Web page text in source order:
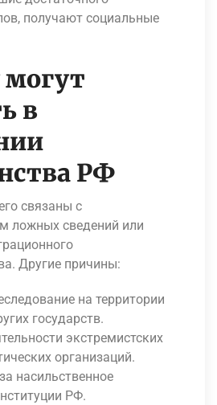
получают социальные
в
РФ
связаны с
ложных сведений или
Другие причины:
на территории
государств.
экстремистских
организаций.
насильственное
РФ.